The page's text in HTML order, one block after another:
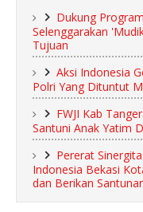
Dukung
Selenggarakan
Tujuan
Aksi Indonesia
Polri Yang Dituntut
FWJI Kab
Santuni Anak Yatim
Pererat
Indonesia Bekasi
dan Berikan